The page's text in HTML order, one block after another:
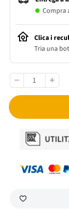
Compra
Clica i
Tria una